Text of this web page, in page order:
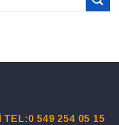
549 254 05 15